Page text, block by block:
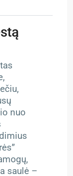
nuo
saulė –